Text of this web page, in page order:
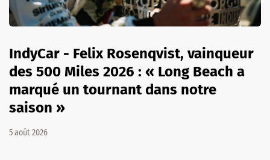
IndyCar - Felix Rosenqvist, vainqueur
des 500 Miles 2026 : « Long Beach a
marqué un tournant dans notre
saison »
5 août 2026